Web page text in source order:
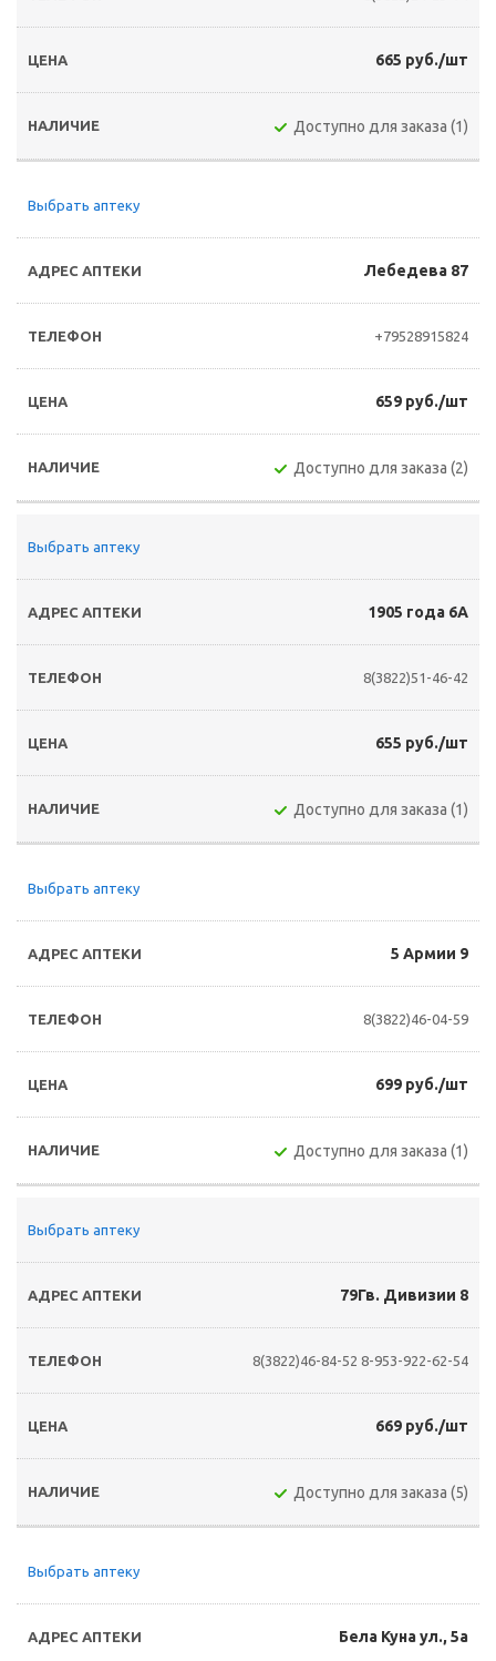
665 руб./шт
Доступно для заказа (1)
Выбрать аптеку
Лебедева 87
+79528915824
659 руб./шт
Доступно для заказа (2)
Выбрать аптеку
1905 года 6А
8(3822)51-46-42
655 руб./шт
Доступно для заказа (1)
Выбрать аптеку
5 Армии 9
8(3822)46-04-59
699 руб./шт
Доступно для заказа (1)
Выбрать аптеку
79Гв. Дивизии 8
8(3822)46-84-52 8-953-922-62-54
669 руб./шт
Доступно для заказа (5)
Выбрать аптеку
Бела Куна ул., 5а